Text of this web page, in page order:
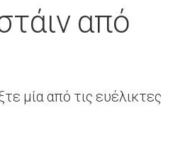
από
μία από τις ευέλικτες